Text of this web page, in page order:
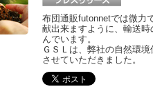
布団通販futonnetでは微力
献出来ますように、輸送
んでいます。
ＧＳＬは、弊社の自然環
させていただきました。